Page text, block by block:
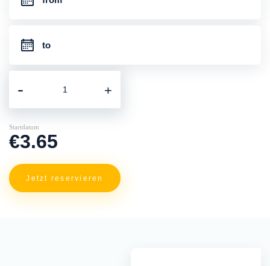
+
-
Startdatum
€3.65
Jetzt reservieren